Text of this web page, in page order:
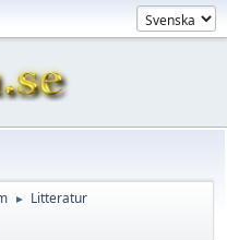
► Litteratur